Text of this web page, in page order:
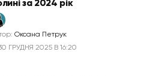
за 2024 рік
Оксана Петрук
ГРУДНЯ 2025 В 16:20